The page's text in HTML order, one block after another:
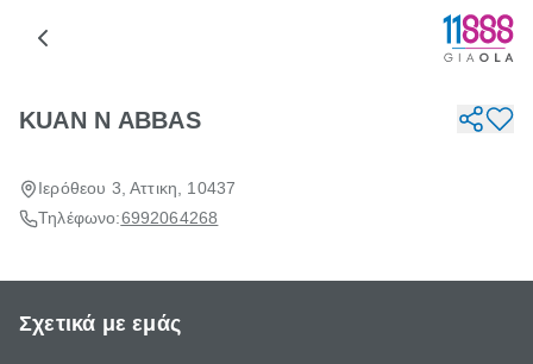
KUAN N ABBAS
Ιερόθεου 3, Αττικη, 10437
Τηλέφωνο:6992064268
Σχετικά με εμάς